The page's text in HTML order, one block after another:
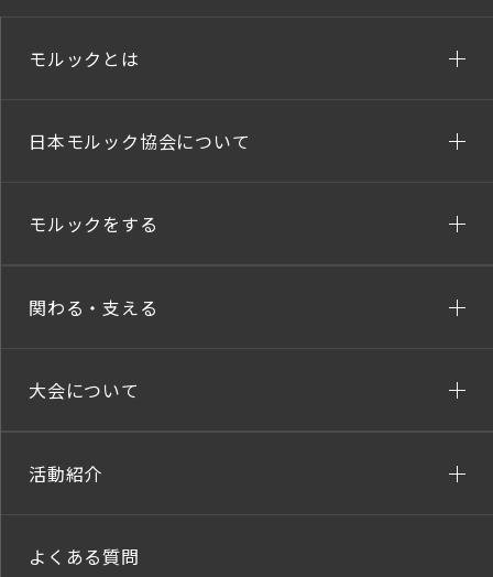
モルックとは
日本モルック協会について
モルックをする
関わる・支える
大会について
活動紹介
よくある質問